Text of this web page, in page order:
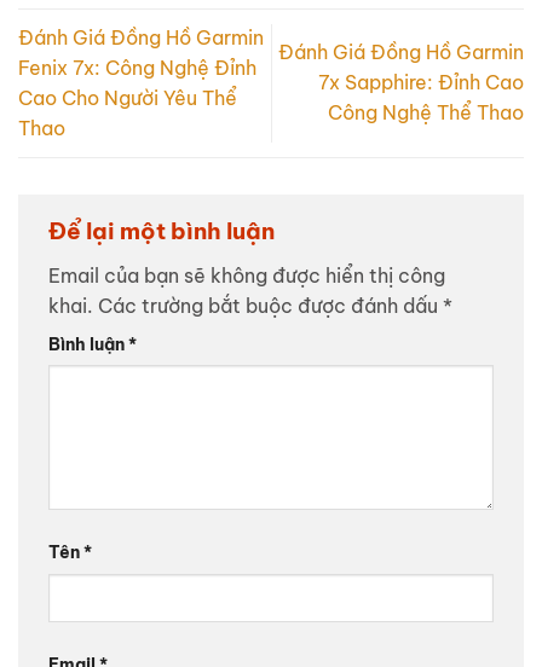
Đánh Giá Đồng Hồ Garmin
Fenix 7x: Công Nghệ Đỉnh
Cao Cho Người Yêu Thể
Thao
Đánh Giá Đồng Hồ Garmin
7x Sapphire: Đỉnh Cao
Công Nghệ Thể Thao
Để lại một bình luận
Email của bạn sẽ không được hiển thị công
khai. Các trường bắt buộc được đánh dấu *
Bình luận*
Tên*